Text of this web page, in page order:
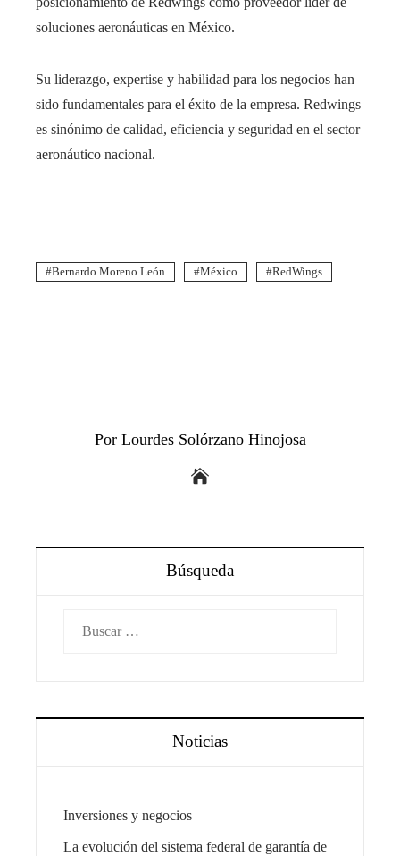
soluciones aeronáuticas en México.
Su liderazgo, expertise y habilidad para los negocios han
sido fundamentales para el éxito de la empresa. Redwings
es sinónimo de calidad, eficiencia y seguridad en el sector
aeronáutico nacional.
Bernardo Moreno León México RedWings
Por Lourdes Solórzano Hinojosa
Búsqueda
Noticias
Inversiones y negocios
La evolución del sistema federal de garantía de